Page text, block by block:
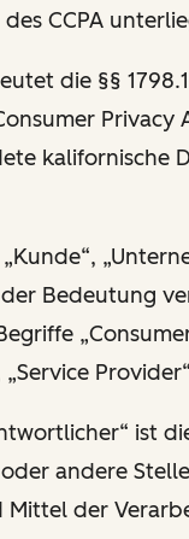
CCPA
die §§
kalifornische
Bedeutung
„Service
ist
andere
Mittel der